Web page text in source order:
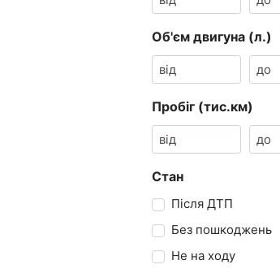
Об'єм двигуна (л.)
Пробіг (тис.км)
Стан
Після ДТП
Без пошкоджень
Не на ходу